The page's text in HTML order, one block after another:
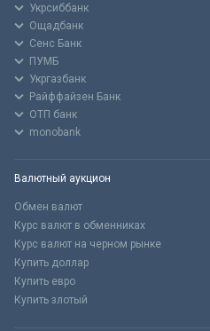
Укрсиббанк
Ощадбанк
Сенс Банк
ПУМБ
Укргазбанк
Райффайзен Банк
ОТП банк
monobank
Валютный аукцион
Обмен валют
Курс валют в обменниках
Курс валют на черном рынке
Купить доллар
Купить евро
Купить злотый